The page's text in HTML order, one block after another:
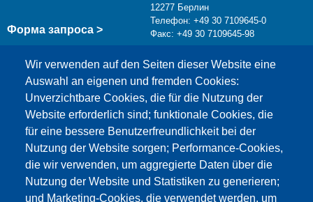
Wir verwenden auf den Seiten dieser Website eine
Auswahl an eigenen und fremden Cookies:
Unverzichtbare Cookies, die für die Nutzung der
Website erforderlich sind; funktionale Cookies, die
für eine bessere Benutzerfreundlichkeit bei der
Nutzung der Website sorgen; Performance-Cookies,
die wir verwenden, um aggregierte Daten über die
Nutzung der Website und Statistiken zu generieren;
und Marketing-Cookies, die verwendet werden, um
Форма запроса >
12277 Берлин
Телефон: +49 30 7109645-0
Факс: +49 30 7109645-98
info@testing.de
Этот материал заблокирован, потому что
файлы cookie Google Maps не были приняты.